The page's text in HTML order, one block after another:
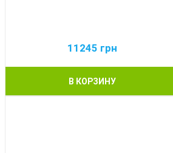
11245 грн
В КОРЗИНУ